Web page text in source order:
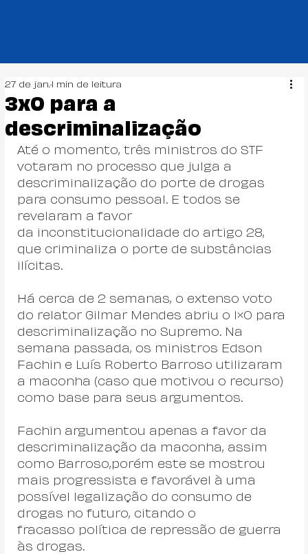
3x0 para a
descriminalização
27 de jan. 1 min de leitura
Até o momento, três ministros do STF
votaram no processo que julga a
descriminalização do porte de drogas
para consumo pessoal. E todos se
revelaram a favor
da inconstitucionalidade do artigo 28,
que criminaliza o porte de substâncias
ilícitas.
Há cerca de 2 semanas, o extenso voto
do relator Gilmar Mendes abriu o 1×0 para
descriminalização no Supremo. Na
semana passada, os ministros Edson
Fachin e Luís Roberto Barroso utilizaram
a maconha (caso que motivou o recurso)
como base para seus argumentos.
Fachin argumentou apenas a favor da
descriminalização da maconha, assim
como Barroso,porém este se mostrou
mais progressista e favorável à uma
possível legalização do consumo de
drogas no futuro, citando o
fracasso política de repressão de guerra
às drogas.